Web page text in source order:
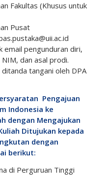
Fakultas (Khusus untuk
Pusat
email pengunduran diri,
dan asal prodi.
tangani oleh DPA
Pengajuan
Indonesia ke
dengan Mengajukan
Ditujukan kepada
dengan
berikut:
di Perguruan Tinggi